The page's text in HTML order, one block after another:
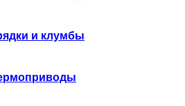
и клумбы
лет
140